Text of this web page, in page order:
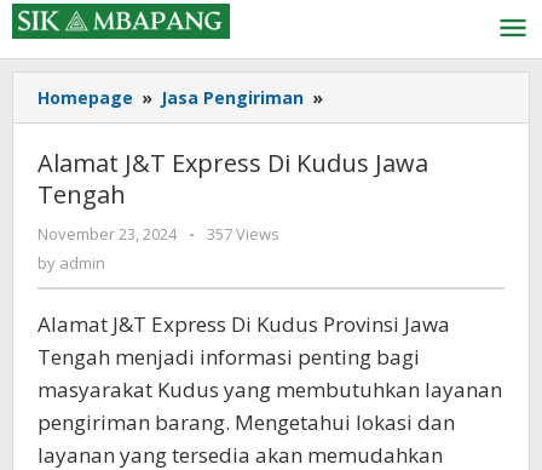
Skip
to
content
Homepage » Jasa Pengiriman »
J&T
Di
Alamat J&T Express Di Kudus Jawa
Tengah
November 23, 2024
by
-
357 Views
by admin
Alamat J&T Express Di Kudus Provinsi Jawa
Tengah menjadi informasi penting bagi
masyarakat Kudus yang membutuhkan layanan
pengiriman barang. Mengetahui lokasi dan
layanan yang tersedia akan memudahkan